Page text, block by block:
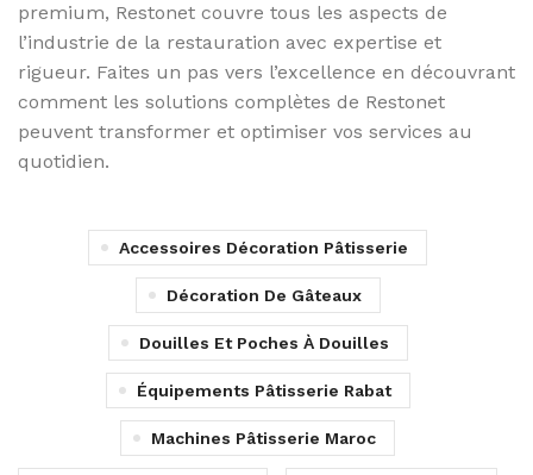
premium, Restonet couvre tous les aspects de
l’industrie de la restauration avec expertise et
rigueur. Faites un pas vers l’excellence en découvrant
comment les solutions complètes de Restonet
peuvent transformer et optimiser vos services au
quotidien.
Accessoires Décoration Pâtisserie
Décoration De Gâteaux
Douilles Et Poches À Douilles
Équipements Pâtisserie Rabat
Machines Pâtisserie Maroc